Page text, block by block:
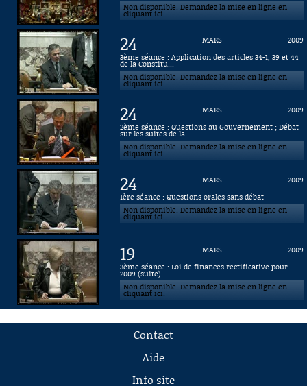
Non disponible. Demandez la mise en ligne en
cliquant ici.
24 MARS
2009
3ème séance : Application des articles 34-1, 39 et 44
de la Constitu...
Non disponible. Demandez la mise en ligne en
cliquant ici.
24 MARS
2009
2ème séance : Questions au Gouvernement ; Débat
sur les suites de la...
Non disponible. Demandez la mise en ligne en
cliquant ici.
24 MARS
2009
1ère séance : Questions orales sans débat
Non disponible. Demandez la mise en ligne en
cliquant ici.
19 MARS
2009
3ème séance : Loi de finances rectificative pour
2009 (suite)
Non disponible. Demandez la mise en ligne en
cliquant ici.
Contact
Aide
Info site